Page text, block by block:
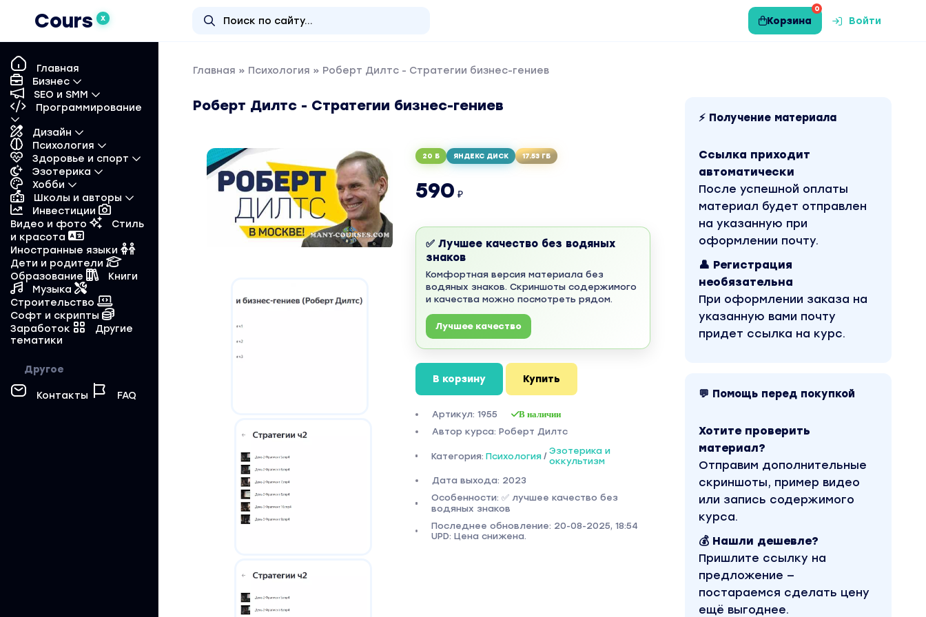
Cours X
0
Корзина Войти
Главная
Бизнес
SEO и SMM
Программирование
Дизайн
Психология
Здоровье и спорт
Эзотерика
Хобби
Школы и авторы
Инвестиции
Видео и фото
Стиль
и красота
Иностранные языки
Дети и родители
Образование
Книги
Музыка
Строительство
Софт и скрипты
Заработок
Другие
тематики
Другое
Контакты FAQ
Главная » Психология » Роберт Дилтс - Стратегии бизнес-гениев
Роберт Дилтс - Стратегии бизнес-гениев
20 Б ЯНДЕКС ДИСК 17.53 ГБ
590 ₽
✅ Лучшее качество без водяных
знаков
Комфортная версия материала без
водяных знаков. Скриншоты содержимого
и качества можно посмотреть рядом.
Лучшее качество
В корзину Купить
Артикул: 1955 В наличии
Автор курса: Роберт Дилтс
Категория: Психология / Эзотерика и
оккультизм
Дата выхода: 2023
Особенности: ✅ лучшее качество без
водяных знаков
Последнее обновление: 20-08-2025, 18:54
UPD: Цена снижена.
⚡ Получение материала
Ссылка приходит
автоматически
После успешной оплаты
материал будет отправлен
на указанную при
оформлении почту.
👤 Регистрация
необязательна
При оформлении заказа на
указанную вами почту
придет ссылка на курс.
💬 Помощь перед покупкой
Хотите проверить
материал?
Отправим дополнительные
скриншоты, пример видео
или запись содержимого
курса.
💰 Нашли дешевле?
Пришлите ссылку на
предложение —
постараемся сделать цену
ещё выгоднее.